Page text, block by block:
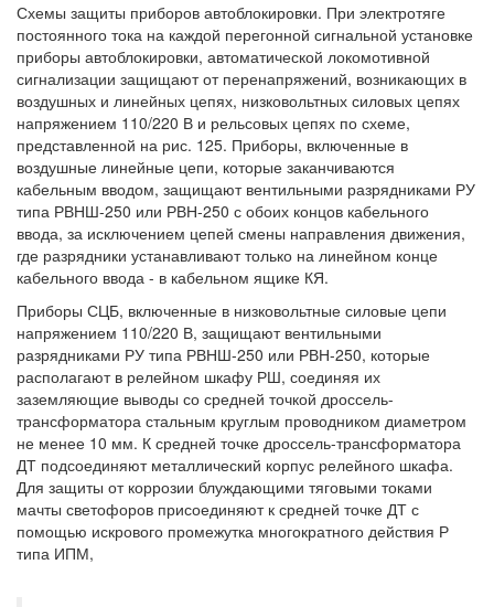
Схемы защиты приборов автоблокировки. При электротяге
постоянного тока на каждой перегонной сигнальной установке
приборы автоблокировки, автоматической локомотивной
сигнализации защищают от перенапряжений, возникающих в
воздушных и линейных цепях, низковольтных силовых цепях
напряжением 110/220 В и рельсовых цепях по схеме,
представленной на рис. 125. Приборы, включенные в
воздушные линейные цепи, которые заканчиваются
кабельным вводом, защищают вентильными разрядниками РУ
типа РВНШ-250 или РВН-250 с обоих концов кабельного
ввода, за исключением цепей смены направления движения,
где разрядники устанавливают только на линейном конце
кабельного ввода - в кабельном ящике КЯ.
Приборы СЦБ, включенные в низковольтные силовые цепи
напряжением 110/220 В, защищают вентильными
разрядниками РУ типа РВНШ-250 или РВН-250, которые
располагают в релейном шкафу РШ, соединяя их
заземляющие выводы со средней точкой дроссель-
трансформатора стальным круглым проводником диаметром
не менее 10 мм. К средней точке дроссель-трансформатора
ДТ подсоединяют металлический корпус релейного шкафа.
Для защиты от коррозии блуждающими тяговыми токами
мачты светофоров присоединяют к средней точке ДТ с
помощью искрового промежутка многократного действия Р
типа ИПМ,